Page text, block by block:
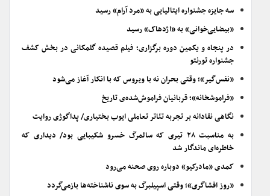
سه جایزه جشنواره ایتالیایی به «مرد آرام» رسید
«بیضایی‌خوانی» به «اژدهاک» رسید
در پنجاه و یکمین دوره برگزاری؛ فیلم قصیده گلمکانی در بخش کشف
جشنواره تورنتو
«نفس‌گیر»؛ وقتی بحران نه با ویروس که با انکار آغاز می‌شود
«فراموشخانه»؛ قربانیان فراموش‌شده‌ی تاریخ
نگاهی نقادانه بر تجربه تئاتر تعاملی ایوب بختیاری/ پداگوژی روایت
به مناسبت ۲۸ تیری که سالمرگ خسرو شکیبایی بود/ دیداری که
خاطره‌ای ماندگار شد
کمدی «مادرکیو» دوباره روی صحنه می‌رود
«روز افشاگری»؛ وقتی اسپیلبرگ به سوی ناشناخته‌ها بازمی‌گردد